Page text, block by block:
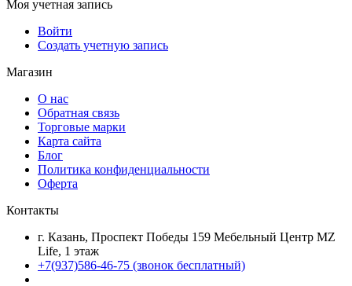
Моя учетная запись
Войти
Создать учетную запись
Магазин
О нас
Обратная связь
Торговые марки
Карта сайта
Блог
Политика конфиденциальности
Оферта
Контакты
г. Казань, Проспект Победы 159 Мебельный Центр MZ
Life, 1 этаж
+7(937)586-46-75 (звонок бесплатный)